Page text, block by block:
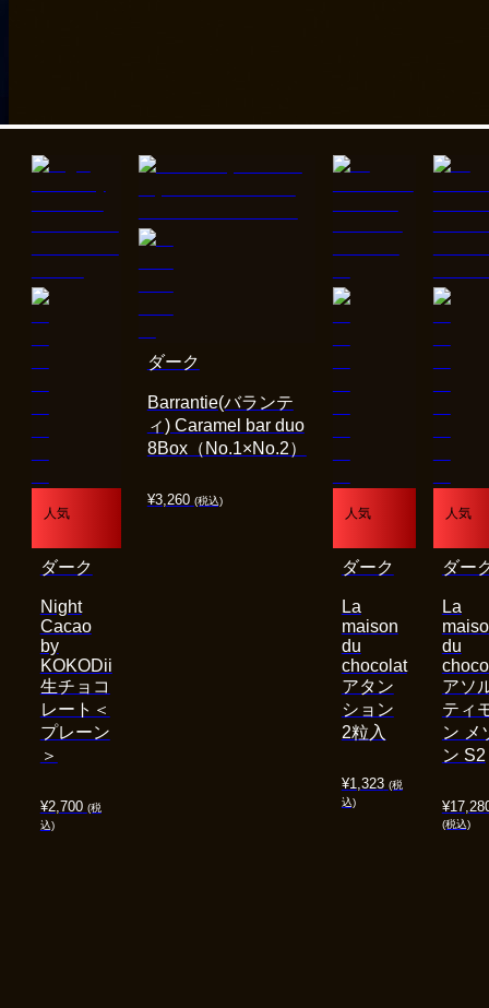
人気
¥2,700 (税
込)
Night
Cacao
by
KOKODii
生チョコ
レート＜
プレーン
＞
ダーク
¥3,260 (税込)
Barrantie(バランテ
ィ) Caramel bar duo
8Box（No.1×No.2）
ダーク
人気
¥1,323 (税
込)
La
maison
du
chocolat
アタン
ション
2粒入
ダーク
人気
¥
(税込)
La
du
アソ
ティ
ン メ
ン S2
ダー